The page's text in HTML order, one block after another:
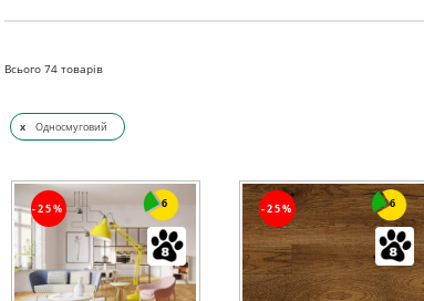
Всього74 товарів
x Односмуговий
-25% 6 -25% 6